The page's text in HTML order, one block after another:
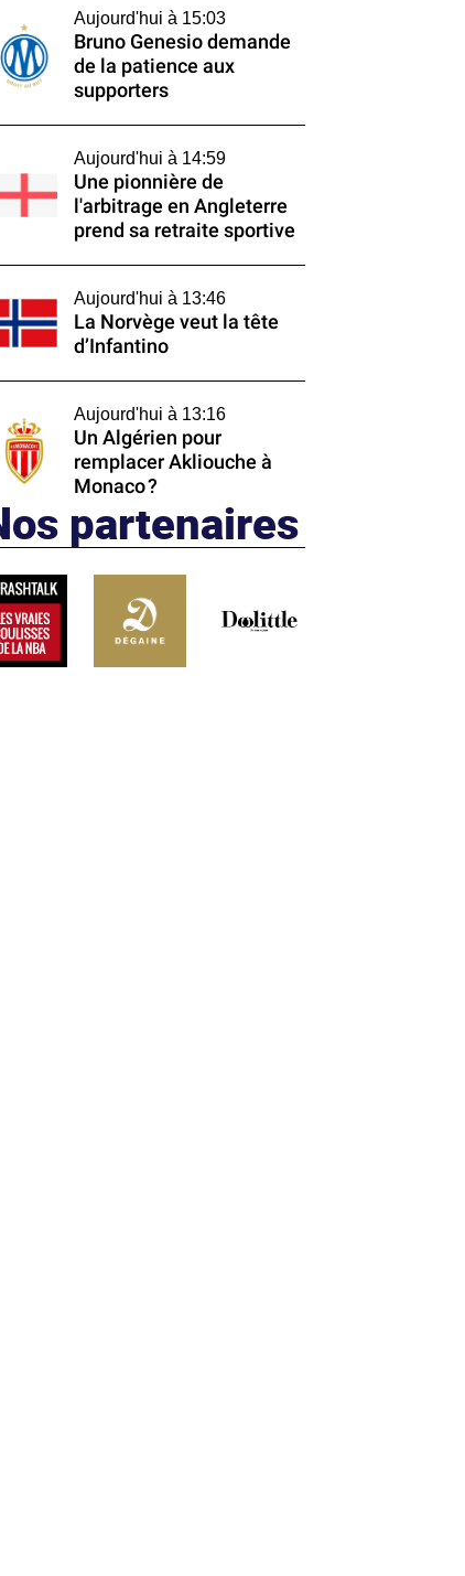
Aujourd'hui à 15:03
Bruno Genesio demande
de la patience aux
supporters
Aujourd'hui à 14:59
Une pionnière de
l'arbitrage en Angleterre
prend sa retraite sportive
Aujourd'hui à 13:46
La Norvège veut la tête
d’Infantino
Aujourd'hui à 13:16
Un Algérien pour
remplacer Akliouche à
Monaco ?
partenaires